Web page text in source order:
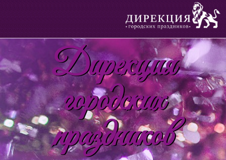
Дирекция
городских
праздников